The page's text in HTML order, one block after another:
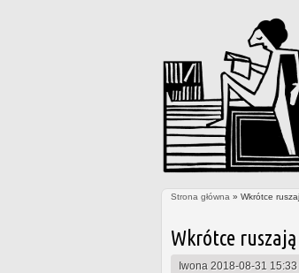
Strona główna » Wkrótce
Wkrótce
Iwona 2018-08-31 15:33